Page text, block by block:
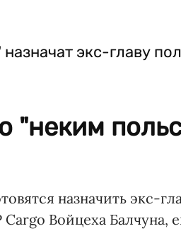
"неким
назначить экс-
Войцеха Балчуна,